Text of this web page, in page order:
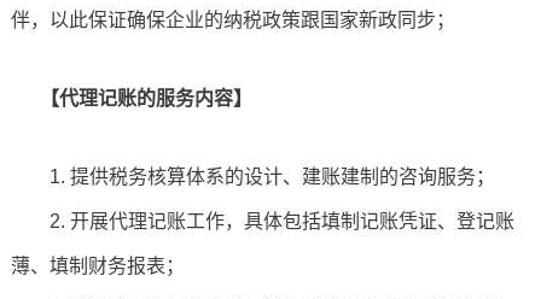
伴，以此保证确保企业的纳税政策跟国家新政同步；
【代理记账的服务内容】
1. 提供税务核算体系的设计、建账建制的咨询服务；
2. 开展代理记账工作，具体包括填制记账凭证、登记账
薄、填制财务报表；